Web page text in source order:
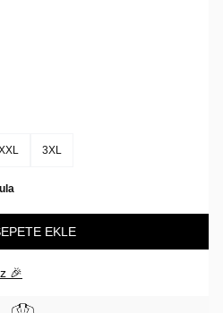
3XL
EKLE
🎉